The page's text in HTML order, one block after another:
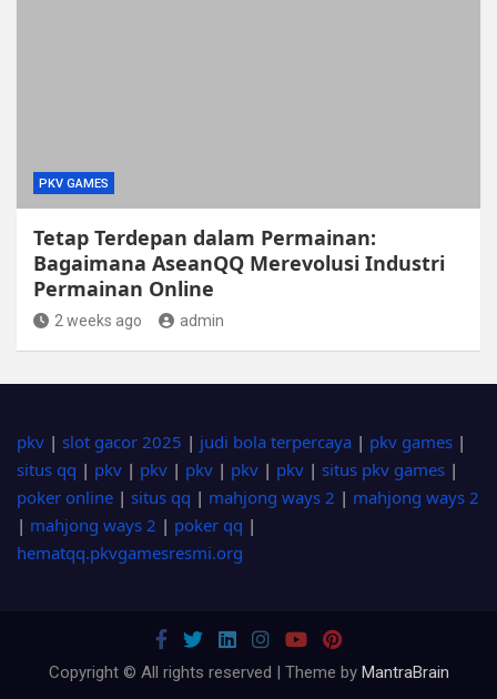
PKV GAMES
Tetap Terdepan dalam Permainan:
Bagaimana AseanQQ Merevolusi Industri
Permainan Online
2 weeks ago admin
pkv | slot gacor 2025 | judi bola terpercaya | pkv games |
situs qq | pkv | pkv | pkv | pkv | pkv | situs pkv games |
poker online | situs qq | mahjong ways 2 | mahjong ways 2
| mahjong ways 2 | poker qq |
hematqq.pkvgamesresmi.org
Copyright © All rights reserved | Theme by MantraBrain